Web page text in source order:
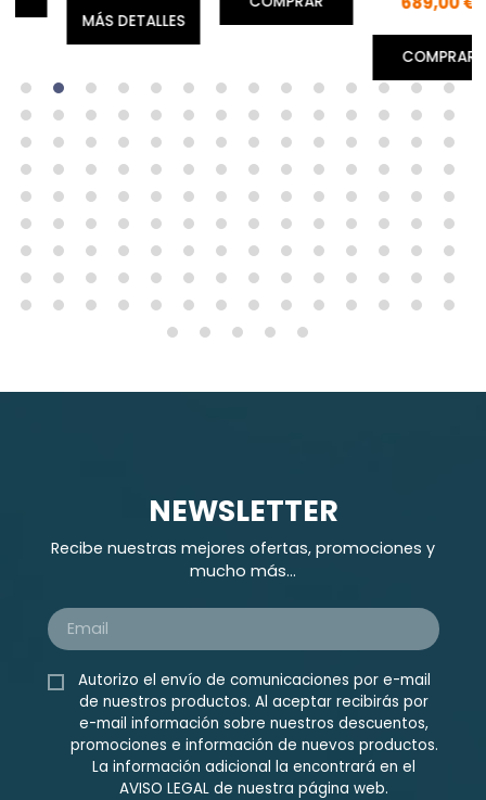
MÁS DETALLES
COMPRAR
NEWSLETTER
Recibe nuestras mejores ofertas, promociones y
mucho más...
Autorizo el envío de comunicaciones por e-mail
de nuestros productos. Al aceptar recibirás por
e-mail información sobre nuestros descuentos,
promociones e información de nuevos productos.
La información adicional la encontrará en el
AVISO LEGAL de nuestra página web.